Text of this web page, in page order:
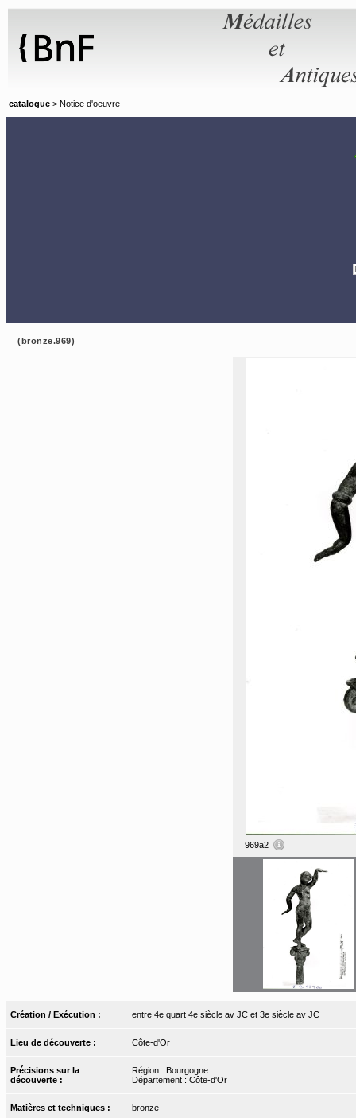
catalogue > Notice d'oeuvre
(bronze.969)
969a2
Création / Exécution : entre 4e quart 4e siècle av JC et 3e siècle av JC
Lieu de découverte : Côte-d'Or
Précisions sur la
découverte :
Région : Bourgogne
Département : Côte-d'Or
Matières et techniques : bronze